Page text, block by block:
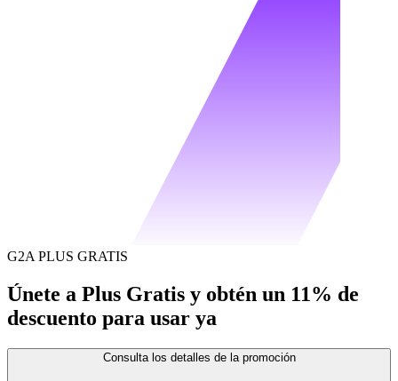
G2A PLUS GRATIS
Únete a Plus Gratis y obtén un 11% de
descuento para usar ya
Consulta los detalles de la promoción